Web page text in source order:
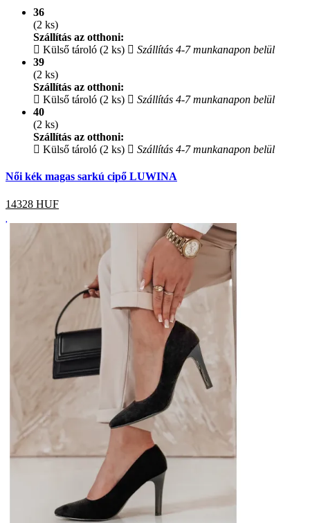
36
(2 ks)
Szállítás az otthoni:
Külső tároló (2 ks)
Szállítás 4-7 munkanapon belül
39
(2 ks)
Szállítás az otthoni:
Külső tároló (2 ks)
Szállítás 4-7 munkanapon belül
40
(2 ks)
Szállítás az otthoni:
Külső tároló (2 ks)
Szállítás 4-7 munkanapon belül
Női kék magas sarkú cipő LUWINA
14328 HUF